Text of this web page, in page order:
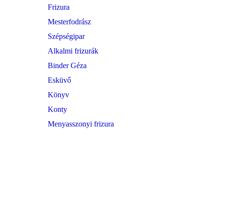
Frizura
Mesterfodrász
Szépségipar
Alkalmi frizurák
Binder Géza
Esküvő
Könyv
Konty
Menyasszonyi frizura